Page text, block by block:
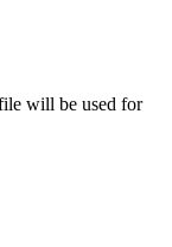
will be used for